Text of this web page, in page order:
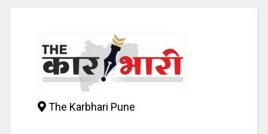
The Karbhari Pune